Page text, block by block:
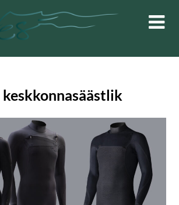
keskkonnasäästlik